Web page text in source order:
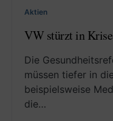
Aktien
VW stürzt in
Die
müssen tiefer in
beispielsweise
die…